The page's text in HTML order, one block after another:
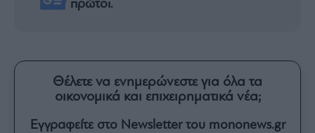
πρώτοι.
Θέλετε να ενημερώνεστε για όλα τα
οικονομικά και επιχειρηματικά νέα;
Εγγραφείτε στο Newsletter του mononews.gr